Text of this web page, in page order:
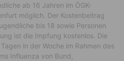
ab 16 Jahren im ÖGK-
möglich. Der Kostenbeitrag
bis 18 sowie Personen
ist die Impfung kostenlos. Die
in der Woche im Rahmen des
Influenza von Bund,